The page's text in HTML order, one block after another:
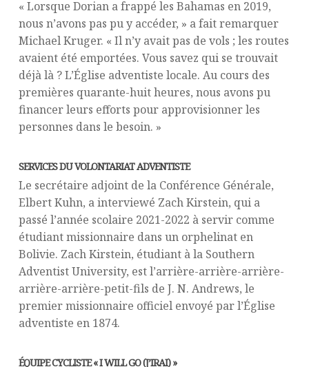
« Lorsque Dorian a frappé les Bahamas en 2019,
nous n’avons pas pu y accéder, » a fait remarquer
Michael Kruger. « Il n’y avait pas de vols ; les routes
avaient été emportées. Vous savez qui se trouvait
déjà là ? L’Église adventiste locale. Au cours des
premières quarante-huit heures, nous avons pu
financer leurs efforts pour approvisionner les
personnes dans le besoin. »
SERVICES DU VOLONTARIAT ADVENTISTE
Le secrétaire adjoint de la Conférence Générale,
Elbert Kuhn, a interviewé Zach Kirstein, qui a
passé l’année scolaire 2021-2022 à servir comme
étudiant missionnaire dans un orphelinat en
Bolivie. Zach Kirstein, étudiant à la Southern
Adventist University, est l’arrière-arrière-arrière-
arrière-arrière-petit-fils de J. N. Andrews, le
premier missionnaire officiel envoyé par l’Église
adventiste en 1874.
ÉQUIPE CYCLISTE « I WILL GO (J’IRAI) »